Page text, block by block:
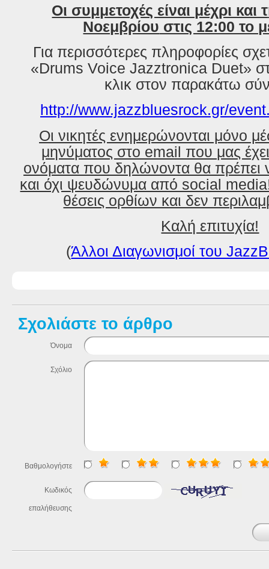
Οι συμμετοχές είναι μέχρι και τ
Νοεμβρίου στις 12:00 το
Για περισσότερες πληροφορίες
«Drums Voice Jazztronica Duet»
κλικ στον παρακάτω σ
http://www.jazzbluesrock.gr/
Οι νικητές ενημερώνονται μόνο
μηνύματος στο email που μας
ονόματα που δηλώνοντα θα πρέπει
και όχι ψευδώνυμα από social
θέσεις ορθίων και δεν
Καλή επιτυχία!
(Άλλοι Διαγωνισμοί του
Σχολιάστε το άρθρο
Όνομα
Σχόλιο
Βαθμολογήστε
Κωδικός
επαλήθευσης